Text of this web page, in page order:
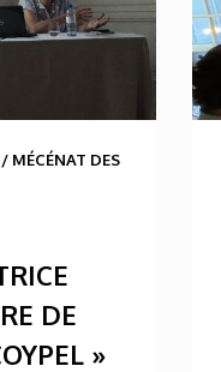
/ MÉCÉNAT DES
DE
»